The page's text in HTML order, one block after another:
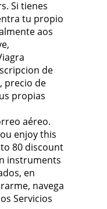
Si tienes
tu propio
aos
de
precio de
propias
aéreo.
enjoy this
80 discount
instruments
en
navega
Servicios